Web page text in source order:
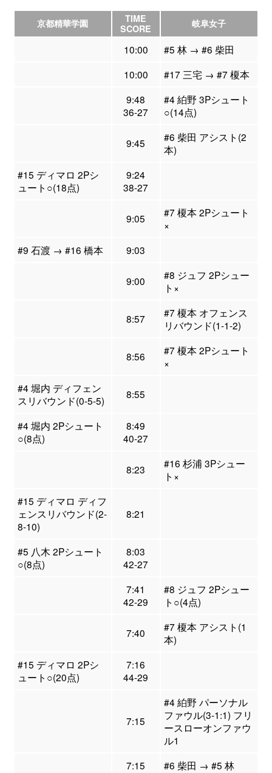
京都精華学園
TIME
SCORE
岐阜女子
10:00
#5 林 → #6 柴田
10:00
#17 三宅 → #7 榎本
9:48
36-27
#4 絈野 3Pシュート
○(14点)
9:45
#6 柴田 アシスト(2
本)
#15 ディマロ 2Pシ
ュート○(18点)
9:24
38-27
9:05
#7 榎本 2Pシュート
×
#9 石渡 → #16 橋本
9:03
9:00
#8 ジュフ 2Pシュー
ト×
8:57
#7 榎本 オフェンス
リバウンド(1-1-2)
8:56
#7 榎本 2Pシュート
×
#4 堀内 ディフェン
スリバウンド(0-5-5)
8:55
#4 堀内 2Pシュート
○(8点)
8:49
40-27
8:23
#16 杉浦 3Pシュー
ト×
#15 ディマロ ディフ
ェンスリバウンド(2-
8-10)
8:21
#5 八木 2Pシュート
○(8点)
8:03
42-27
7:41
42-29
#8 ジュフ 2Pシュー
ト○(4点)
7:40
#7 榎本 アシスト(1
本)
#15 ディマロ 2Pシ
ュート○(20点)
7:16
44-29
7:15
#4 絈野 パーソナル
ファウル(3-1:1) フリ
ースローオンファウ
ル1
7:15
#6 柴田 → #5 林